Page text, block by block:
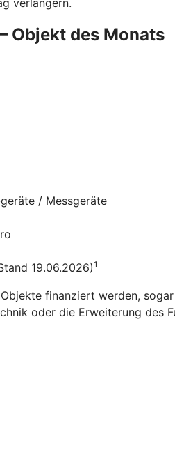
verlängern.
Objekt des Monats
/ Messgeräte
19.06.2026)1
finanziert werden,
oder die Erweiterung des